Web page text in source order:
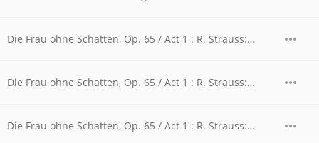
Die Frau ohne Schatten, Op. 65 / Act 1 : R. Strauss: Die Frau ohne Schatten, Op. 65 / Act 1 - Dieb! Da nimm!
Die Frau ohne Schatten, Op. 65 / Act 1 : R. Strauss: Die Frau ohne Schatten, Op. 65 / Act 1 - Dritthalb Jahr bin ich dein Weib
Die Frau ohne Schatten, Op. 65 / Act 1 : R. Strauss: Die Frau ohne Schatten, Op. 65 / Act 1 - Hat es dich blutige Tränen gekostet